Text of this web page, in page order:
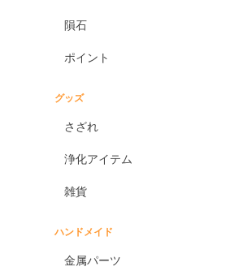
隕石
ポイント
グッズ
さざれ
浄化アイテム
雑貨
ハンドメイド
金属パーツ